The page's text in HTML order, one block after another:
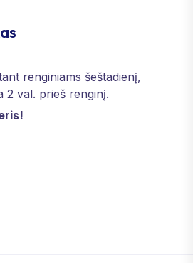
renginiams šeštadienį,
2 val. prieš renginį.